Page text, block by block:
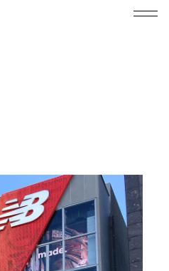
ト